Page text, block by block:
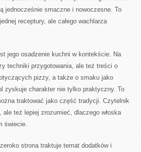
jednocześnie smaczne i nowoczesne. To
receptury, ale całego wachlarza
jego osadzenie kuchni w kontekście. Na
techniki przygotowania, ale też treści o
pizzy, a także o smaku jako
zyskuje charakter nie tylko praktyczny. To
traktować jako część tradycji. Czytelnik
też lepiej zrozumieć, dlaczego włoska
świecie.
strona traktuje temat dodatków i